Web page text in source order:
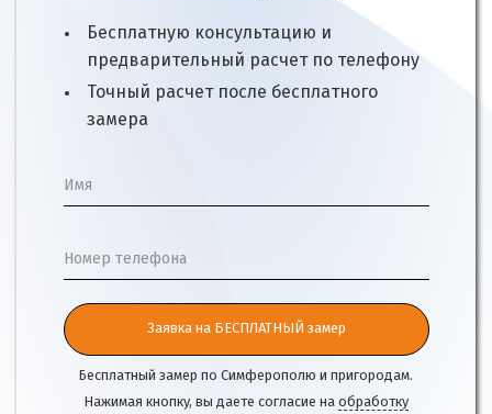
Бесплатную консультацию и
предварительный расчет по телефону
Точный расчет после бесплатного
замера
Имя
Номер телефона
Заявка на БЕСПЛАТНЫЙ замер
Бесплатный замер по Симферополю и пригородам.
Нажимая кнопку, вы даете согласие на обработку